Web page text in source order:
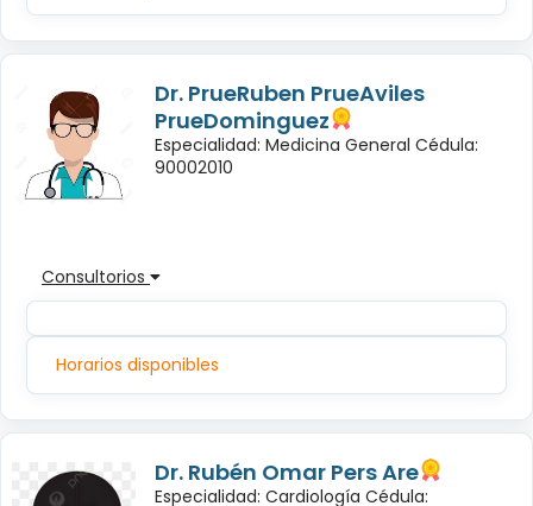
Dr. PrueRuben PrueAviles
PrueDominguez
Especialidad: Medicina General Cédula:
90002010
Consultorios
Horarios disponibles
Dr. Rubén Omar Pers Are
Especialidad: Cardiología Cédula: